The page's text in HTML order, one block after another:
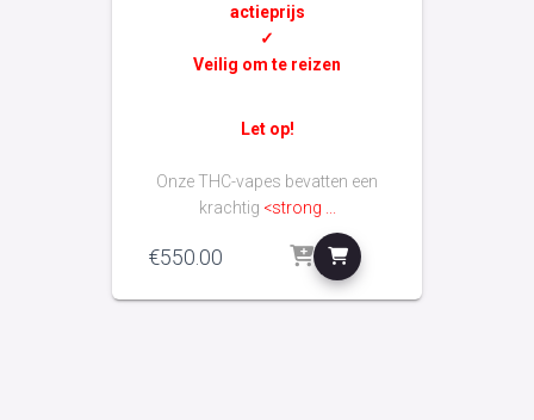
actieprijs
✓
Veilig om te reizen
Let op!
Onze THC-vapes bevatten een
krachtig <strong ...
€550.00